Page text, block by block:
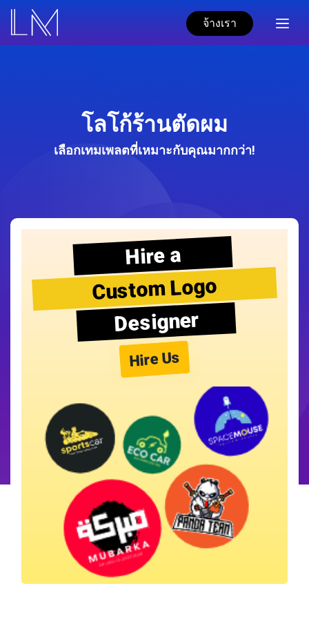
จ้างเรา
โลโก้ร้านตัดผม
เลือกเทมเพลตที่เหมาะกับคุณมากกว่า!
Hire a
Custom Logo
Designer
Hire Us